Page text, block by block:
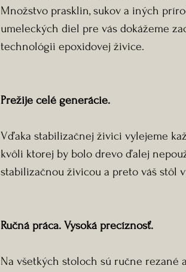
Množstvo prasklin, sukov a iných
umeleckých diel pre vás dokážeme
technológii epoxidovej živice.
Prežije celé generácie.
Vďaka stabilizačnej živici vylejeme
kvôli ktorej by bolo drevo ďalej
stabilizačnou živicou a preto váš stôl
Ručná práca. Vysoká precíznosť.
Na všetkých stoloch sú ručne rezané